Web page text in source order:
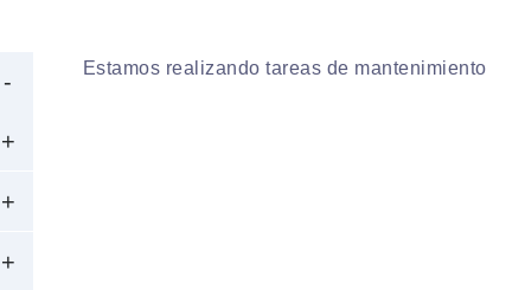
Estamos realizando tareas de mantenimiento